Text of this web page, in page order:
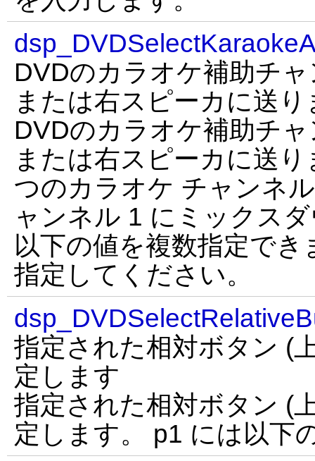
DVDのカラオケ補助チ
または右スピーカに送り
DVDのカラオケ補助チ
または右スピーカに送
つのカラオケ チャンネ
ャンネル 1 にミックス
以下の値を複数指定で
指定してください。
指定された相対ボタン (
定します
指定された相対ボタン (
定します。 p1 には以下